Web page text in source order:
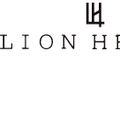
フラワー